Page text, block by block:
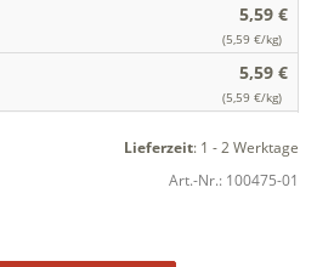
5,59 €
(5,59 €/kg)
5,59 €
(5,59 €/kg)
Lieferzeit: 1 - 2 Werktage
Art.-Nr.: 100475-01